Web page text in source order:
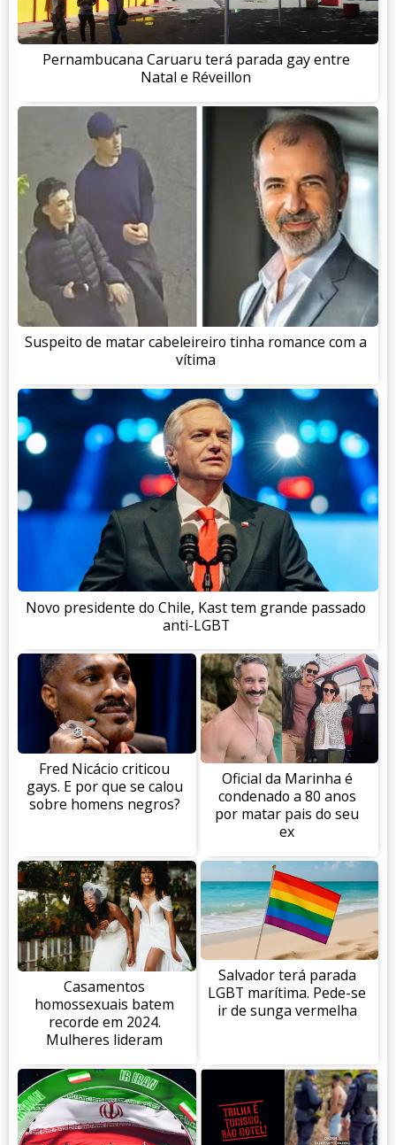
Pernambucana Caruaru terá parada gay entre
Natal e Réveillon
Suspeito de matar cabeleireiro tinha romance com a
vítima
Novo presidente do Chile, Kast tem grande passado
anti-LGBT
Fred Nicácio criticou
gays. E por que se calou
sobre homens negros?
Oficial da Marinha é
condenado a 80 anos
por matar pais do seu
ex
Casamentos
homossexuais batem
recorde em 2024.
Mulheres lideram
Salvador terá parada
LGBT marítima. Pede-se
ir de sunga vermelha